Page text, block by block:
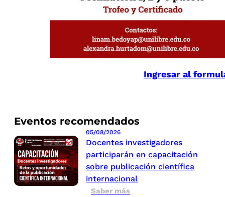
Eventos recomendados
05/08/2026
Docentes investigadores
participarán en capacitación
sobre publicación científica
internacional
Saber más
Ingresar al